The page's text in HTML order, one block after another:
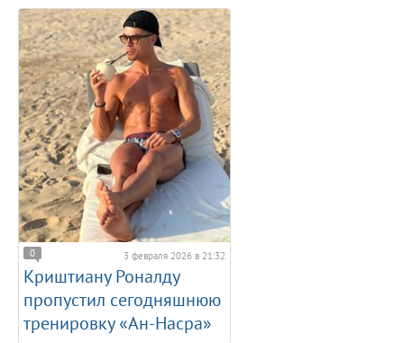
0 3 февраля 2026 в 21:32
Криштиану Роналду
пропустил сегодняшнюю
тренировку «Ан-Насра»